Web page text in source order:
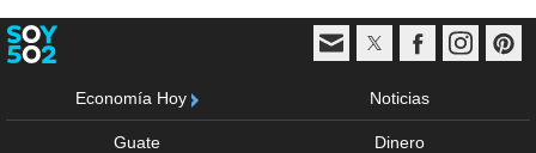
Economía Hoy Noticias
Guate Dinero